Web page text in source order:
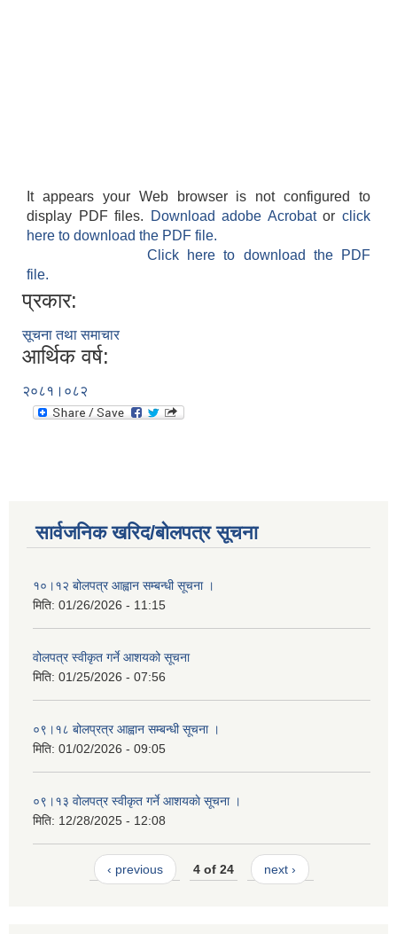
It appears your Web browser is not configured to
display PDF files.
Download adobe Acrobatorclick
here to download the PDF file.
Click here to download the PDF
file.
प्रकार:
सूचना तथा समाचार
आर्थिक वर्ष:
२०८१।०८२
सार्वजनिक खरिद/बोलपत्र सूचना
१०।१२ बोलपत्र आह्वान सम्बन्धी सूचना ।
मिति: 01/26/2026 - 11:15
वोलपत्र स्वीकृत गर्ने आशयको सूचना
मिति: 01/25/2026 - 07:56
०९।१८ बोलप्रत्र आह्वान सम्बन्धी सूचना ।
मिति: 01/02/2026 - 09:05
०९।१३ वाेलपत्र स्वीकृत गर्ने आशयकाे सूचना ।
मिति: 12/28/2025 - 12:08
‹ previous 4 of 24 next ›